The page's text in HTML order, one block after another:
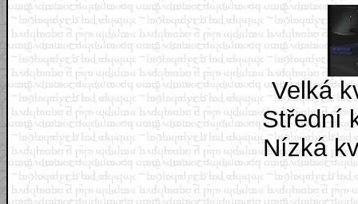
Velká
Střední
Nízká